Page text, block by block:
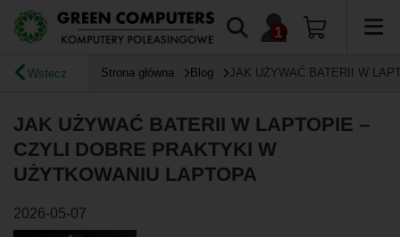
Wstecz Strona główna Blog JAK UŻYWAĆ BATERII W
JAK UŻYWAĆ BATERII W LAPTOPIE –
CZYLI DOBRE PRAKTYKI W
UŻYTKOWANIU LAPTOPA
2026-05-07